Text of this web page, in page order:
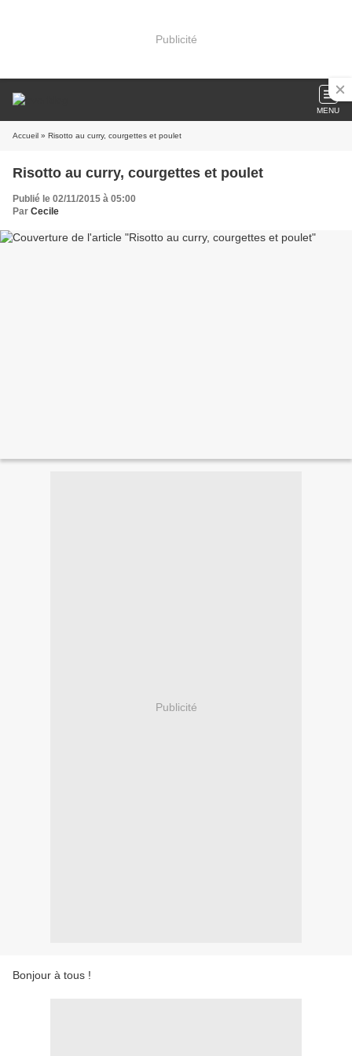
Publicité
MENU
Accueil » Risotto au curry, courgettes et poulet
Risotto au curry, courgettes et poulet
Publié le 02/11/2015 à 05:00
Par Cecile
Publicité
Bonjour à tous !